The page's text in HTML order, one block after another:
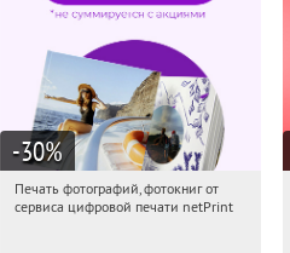
-30%
21:20:51 Получили:
Печать фотографий, фотокниг от
сервиса цифровой печати netPrint